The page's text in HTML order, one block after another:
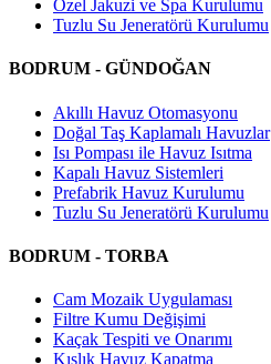
Özel Jakuzi ve Spa Kurulumu
Tuzlu Su Jeneratörü Kurulumu
BODRUM - GÜNDOĞAN
Akıllı Havuz Otomasyonu
Doğal Taş Kaplamalı Havuzlar
Isı Pompası ile Havuz Isıtma
Kapalı Havuz Sistemleri
Prefabrik Havuz Kurulumu
Tuzlu Su Jeneratörü Kurulumu
BODRUM - TORBA
Cam Mozaik Uygulaması
Filtre Kumu Değişimi
Kaçak Tespiti ve Onarımı
Kışlık Havuz Kapatma